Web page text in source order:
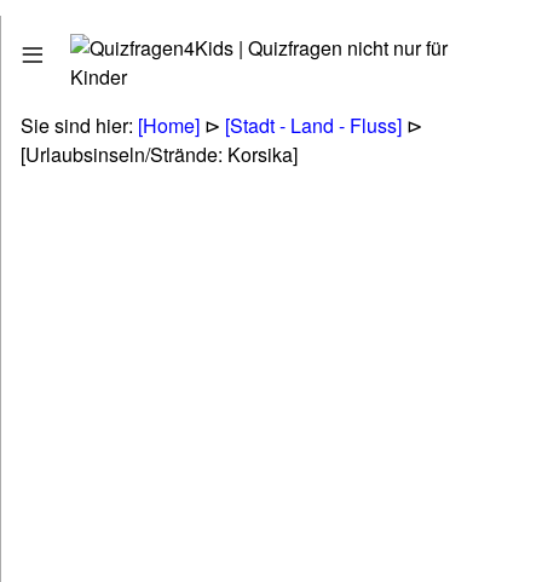
Quizfragen
Stadt - Land - Fluss
Tiere - Pflanzen - Natur
Sie sind hier: [Home] ⊳ [Stadt - Land - Fluss] ⊳
[Urlaubsinseln/Strände: Korsika]